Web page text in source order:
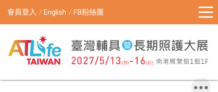
會員登入 English FB粉絲團